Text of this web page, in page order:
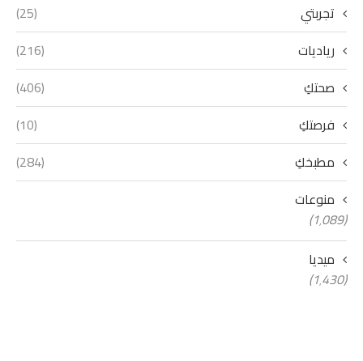
تجربتي
(25)
رياديات
(216)
صحتكِ
(406)
فرصتكِ
(10)
مطبخكِ
(284)
منوعات
(1٬089)
ميديا
(1٬430)